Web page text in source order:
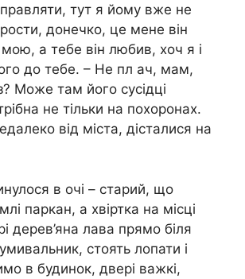
тут я йому вже не
донечко, це мене він
а тебе він любив, хоч я і
до тебе. – Не пл ач, мам,
Може там його сусідці
не тільки на похоронах.
від міста, дісталися на
в очі – старий, що
паркан, а хвіртка на місці
дерев’яна лава прямо біля
стоять лопати і
в будинок, двері важкі,